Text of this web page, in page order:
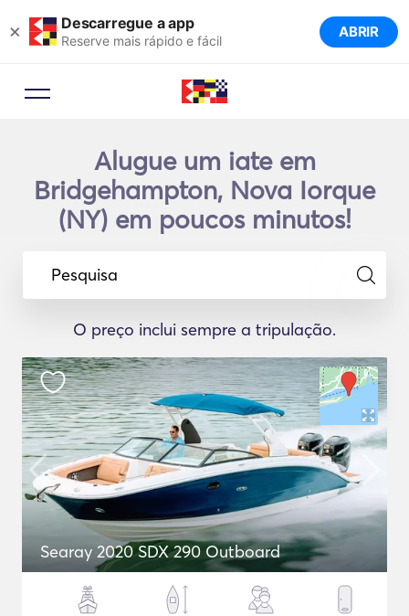
× Descarregue a app
Reserve mais rápido e fácil ABRIR
Alugue um iate em
Bridgehampton, Nova Iorque
(NY) em poucos minutos!
Pesquisa
O preço inclui sempre a tripulação.
Searay 2020 SDX 290 Outboard